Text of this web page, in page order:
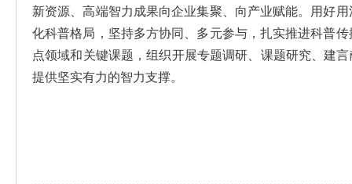
新资源、高端智力成果向企业集聚、向产业赋能。用好
化科普格局，坚持多方协同、多元参与，扎实推进科普
点领域和关键课题，组织开展专题调研、课题研究、建
提供坚实有力的智力支撑。